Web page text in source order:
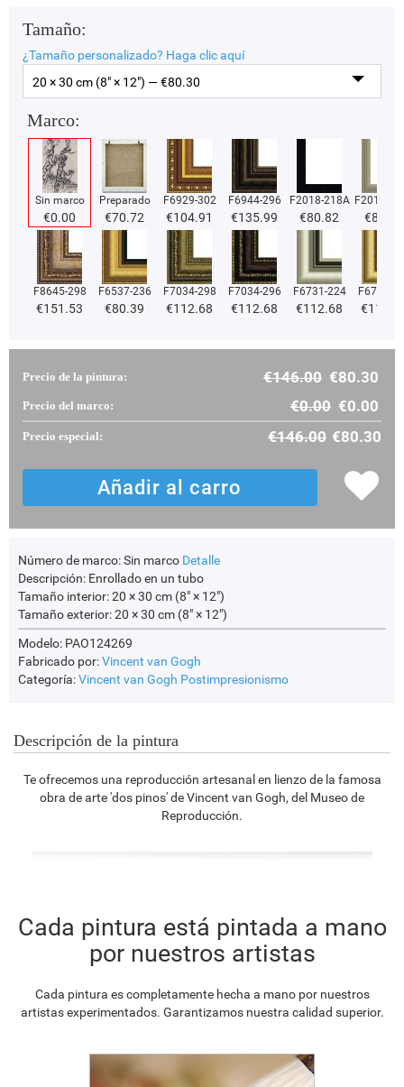
Tamaño:
¿Tamaño personalizado? Haga clic aquí
20 × 30 cm (8" × 12") — €80.30
Marco:
Sin marco
€0.00
Preparado
€70.72
F6929-302
€104.91
F6944-296
€135.99
F2018-218A
€80.82
F2018-
€80.82
F8645-298
€151.53
F6537-236
€80.39
F7034-298
€112.68
F7034-296
€112.68
F6731-224
€112.68
F6731-
€
Precio de la pintura: €146.00 €80.30
Precio del marco: €0.00 €0.00
Precio especial: €146.00 €80.30
Número de marco:Sin marco Detalle
Descripción: Enrollado en un tubo
Tamaño interior:20 × 30 cm (8" × 12")
Tamaño exterior:20 × 30 cm (8" × 12")
Modelo: PAO124269
Fabricado por:Vincent van Gogh
Categoría:Vincent van Gogh Postimpresionismo
Descripción de la pintura
Te ofrecemos una reproducción artesanal en lienzo de la famosa
obra de arte 'dos pinos' de Vincent van Gogh, del Museo de
Reproducción.
Cada pintura está pintada a mano
por nuestros artistas
Cada pintura es completamente hecha a mano por nuestros
artistas experimentados. Garantizamos nuestra calidad superior.